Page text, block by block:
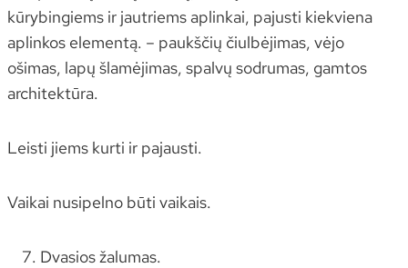
kūrybingiems ir jautriems aplinkai, pajusti kiekviena
aplinkos elementą. – paukščių čiulbėjimas, vėjo
ošimas, lapų šlamėjimas, spalvų sodrumas, gamtos
architektūra.
Leisti jiems kurti ir pajausti.
Vaikai nusipelno būti vaikais.
Dvasios žalumas.